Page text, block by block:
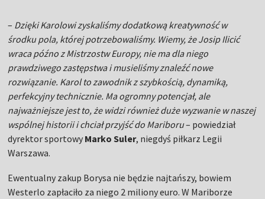
– Dzięki Karolowi zyskaliśmy dodatkową kreatywność w
środku pola, której potrzebowaliśmy. Wiemy, że Josip Ilicić
wraca późno z Mistrzostw Europy, nie ma dla niego
prawdziwego zastępstwa i musieliśmy znaleźć nowe
rozwiązanie. Karol to zawodnik z szybkością, dynamiką,
perfekcyjny technicznie. Ma ogromny potencjał, ale
najważniejsze jest to, że widzi również duże wyzwanie w naszej
wspólnej historii i chciał przyjść do Mariboru– powiedział
dyrektor sportowy Marko Suler, niegdyś piłkarz Legii
Warszawa.
Ewentualny zakup Borysa nie będzie najtańszy, bowiem
Westerlo zapłaciło za niego 2 miliony euro. W Mariborze